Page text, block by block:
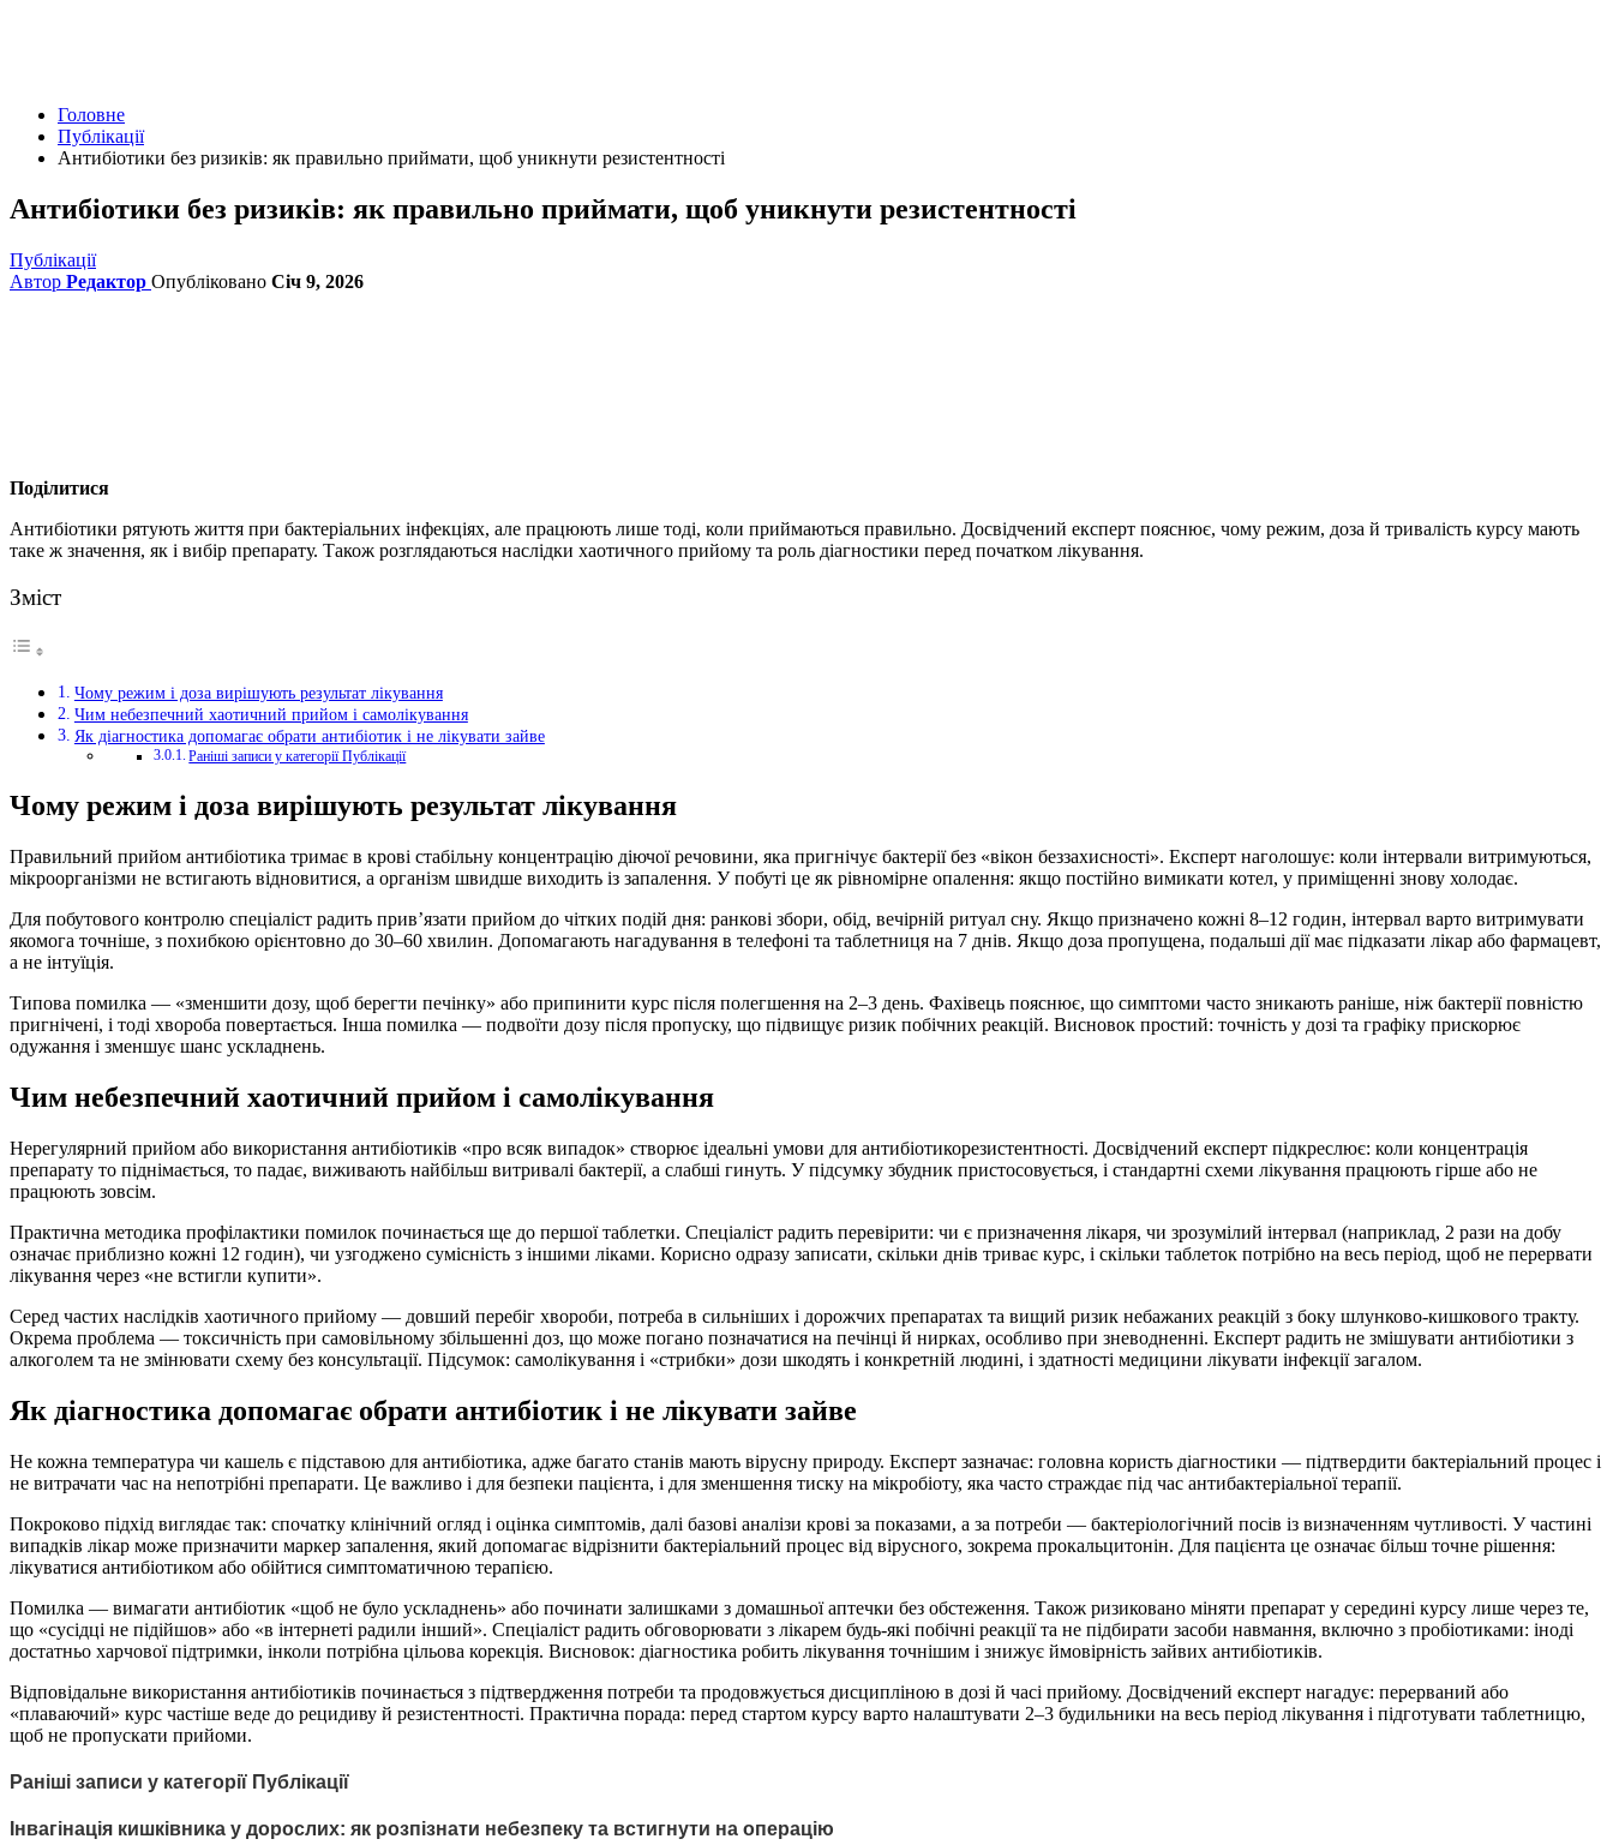
Головне
Публікації
Антибіотики без ризиків: як правильно приймати, щоб уникнути резистентності
Антибіотики без ризиків: як правильно приймати, щоб уникнути резистентності
Публікації
Автор Редактор Опубліковано Січ 9, 2026
Поділитися
Антибіотики рятують життя при бактеріальних інфекціях, але працюють лише тоді, коли приймаються правильно. Досвідчений експерт пояснює, чому режим, доза й тривалість курсу мають
таке ж значення, як і вибір препарату. Також розглядаються наслідки хаотичного прийому та роль діагностики перед початком лікування.
Зміст
Чому режим і доза вирішують результат лікування
Чим небезпечний хаотичний прийом і самолікування
Як діагностика допомагає обрати антибіотик і не лікувати зайве
Раніші записи у категорії Публікації
Чому режим і доза вирішують результат лікування
Правильний прийом антибіотика тримає в крові стабільну концентрацію діючої речовини, яка пригнічує бактерії без «вікон беззахисності». Експерт наголошує: коли інтервали витримуються,
мікроорганізми не встигають відновитися, а організм швидше виходить із запалення. У побуті це як рівномірне опалення: якщо постійно вимикати котел, у приміщенні знову холодає.
Для побутового контролю спеціаліст радить прив’язати прийом до чітких подій дня: ранкові збори, обід, вечірній ритуал сну. Якщо призначено кожні 8–12 годин, інтервал варто витримувати
якомога точніше, з похибкою орієнтовно до 30–60 хвилин. Допомагають нагадування в телефоні та таблетниця на 7 днів. Якщо доза пропущена, подальші дії має підказати лікар або фармацевт,
а не інтуїція.
Типова помилка — «зменшити дозу, щоб берегти печінку» або припинити курс після полегшення на 2–3 день. Фахівець пояснює, що симптоми часто зникають раніше, ніж бактерії повністю
пригнічені, і тоді хвороба повертається. Інша помилка — подвоїти дозу після пропуску, що підвищує ризик побічних реакцій. Висновок простий: точність у дозі та графіку прискорює
одужання і зменшує шанс ускладнень.
Чим небезпечний хаотичний прийом і самолікування
Нерегулярний прийом або використання антибіотиків «про всяк випадок» створює ідеальні умови для антибіотикорезистентності. Досвідчений експерт підкреслює: коли концентрація
препарату то піднімається, то падає, виживають найбільш витривалі бактерії, а слабші гинуть. У підсумку збудник пристосовується, і стандартні схеми лікування працюють гірше або не
працюють зовсім.
Практична методика профілактики помилок починається ще до першої таблетки. Спеціаліст радить перевірити: чи є призначення лікаря, чи зрозумілий інтервал (наприклад, 2 рази на добу
означає приблизно кожні 12 годин), чи узгоджено сумісність з іншими ліками. Корисно одразу записати, скільки днів триває курс, і скільки таблеток потрібно на весь період, щоб не перервати
лікування через «не встигли купити».
Серед частих наслідків хаотичного прийому — довший перебіг хвороби, потреба в сильніших і дорожчих препаратах та вищий ризик небажаних реакцій з боку шлунково-кишкового тракту.
Окрема проблема — токсичність при самовільному збільшенні доз, що може погано позначатися на печінці й нирках, особливо при зневодненні. Експерт радить не змішувати антибіотики з
алкоголем та не змінювати схему без консультації. Підсумок: самолікування і «стрибки» дози шкодять і конкретній людині, і здатності медицини лікувати інфекції загалом.
Як діагностика допомагає обрати антибіотик і не лікувати зайве
Не кожна температура чи кашель є підставою для антибіотика, адже багато станів мають вірусну природу. Експерт зазначає: головна користь діагностики — підтвердити бактеріальний процес і
не витрачати час на непотрібні препарати. Це важливо і для безпеки пацієнта, і для зменшення тиску на мікробіоту, яка часто страждає під час антибактеріальної терапії.
Покроково підхід виглядає так: спочатку клінічний огляд і оцінка симптомів, далі базові аналізи крові за показами, а за потреби — бактеріологічний посів із визначенням чутливості. У частині
випадків лікар може призначити маркер запалення, який допомагає відрізнити бактеріальний процес від вірусного, зокрема прокальцитонін. Для пацієнта це означає більш точне рішення:
лікуватися антибіотиком або обійтися симптоматичною терапією.
Помилка — вимагати антибіотик «щоб не було ускладнень» або починати залишками з домашньої аптечки без обстеження. Також ризиковано міняти препарат у середині курсу лише через те,
що «сусідці не підійшов» або «в інтернеті радили інший». Спеціаліст радить обговорювати з лікарем будь-які побічні реакції та не підбирати засоби навмання, включно з пробіотиками: іноді
достатньо харчової підтримки, інколи потрібна цільова корекція. Висновок: діагностика робить лікування точнішим і знижує ймовірність зайвих антибіотиків.
Відповідальне використання антибіотиків починається з підтвердження потреби та продовжується дисципліною в дозі й часі прийому. Досвідчений експерт нагадує: перерваний або
«плаваючий» курс частіше веде до рецидиву й резистентності. Практична порада: перед стартом курсу варто налаштувати 2–3 будильники на весь період лікування і підготувати таблетницю,
щоб не пропускати прийоми.
Раніші записи у категорії Публікації
Інвагінація кишківника у дорослих: як розпізнати небезпеку та встигнути на операцію